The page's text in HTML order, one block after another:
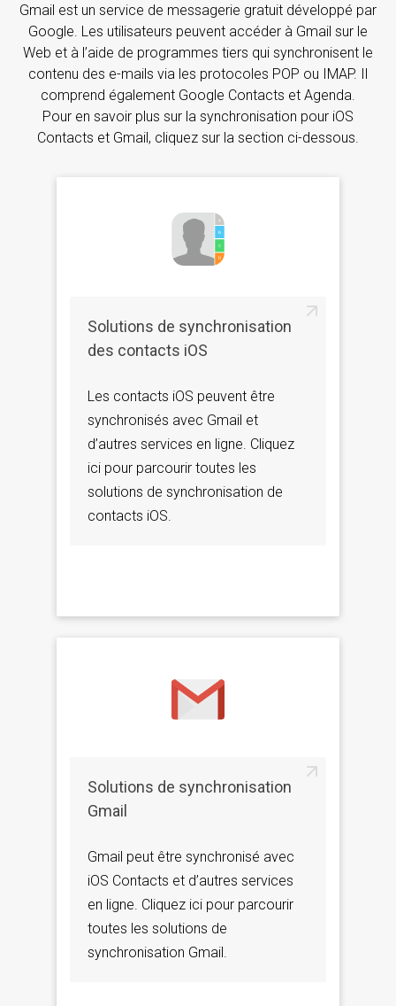
Gmail est un service de messagerie gratuit développé par
Google. Les utilisateurs peuvent accéder à Gmail sur le
Web et à l’aide de programmes tiers qui synchronisent le
contenu des e-mails via les protocoles POP ou IMAP. Il
comprend également Google Contacts et Agenda.
Pour en savoir plus sur la synchronisation pour iOS
Contacts et Gmail, cliquez sur la section ci-dessous.
Solutions de synchronisation
des contacts iOS
Les contacts iOS peuvent être
synchronisés avec Gmail et
d’autres services en ligne. Cliquez
ici pour parcourir toutes les
solutions de synchronisation de
contacts iOS.
Solutions de synchronisation
Gmail
Gmail peut être synchronisé avec
iOS Contacts et d’autres services
en ligne. Cliquez ici pour parcourir
toutes les solutions de
synchronisation Gmail.